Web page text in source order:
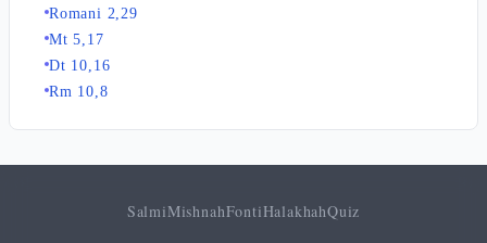
Romani 2,29
Mt 5,17
Dt 10,16
Rm 10,8
SalmiMishnahFontiHalakhahQuiz